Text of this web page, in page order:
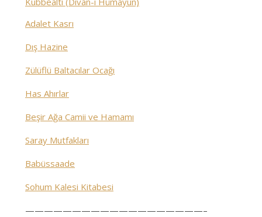
Adalet Kasrı
Dış Hazine
Zülüflü Baltacılar Ocağı
Has Ahırlar
Beşir Ağa Camii ve Hamamı
Saray Mutfakları
Babüssaade
Sohum Kalesi Kitabesi
———————————————————–